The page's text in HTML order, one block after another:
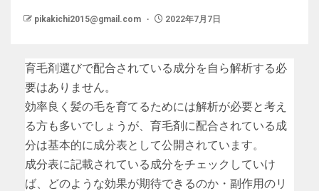
pikakichi2015@gmail.com 2022年7月7日
育毛剤選びで配合されている成分を自ら解析する必
要はありません。
効率良く髪の毛を育てるためには解析が必要と考え
る方も多いでしょうが、育毛剤に配合されている成
分は基本的に成分表として公開されています。
成分表に記載されている成分をチェックしていけ
ば、どのような効果が期待できるのか・副作用のリ